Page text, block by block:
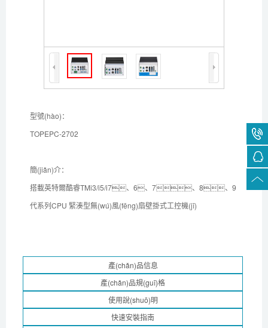
型號(hào)：
TOPEPC-2702
簡(jiǎn)介：
搭載英特爾酷睿TMi3/i5/i7、6、7、8、9
代系列CPU 緊湊型無(wú)風(fēng)扇壁掛式工控機(jī)